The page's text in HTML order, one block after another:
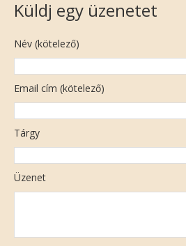
Küldj egy üzenetet
Név (kötelező)
Email cím (kötelező)
Tárgy
Üzenet